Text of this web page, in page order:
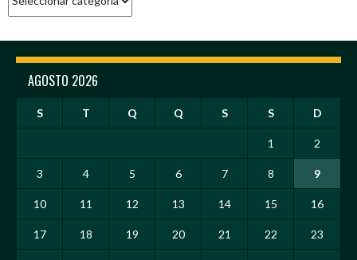
AGOSTO 2026
S T Q Q S S D
1 2
3 4 5 6 7 8 9
10 11 12 13 14 15 16
17 18 19 20 21 22 23